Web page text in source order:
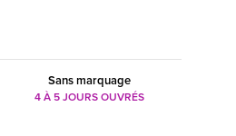
Sans marquage
4 À 5 JOURS OUVRÉS